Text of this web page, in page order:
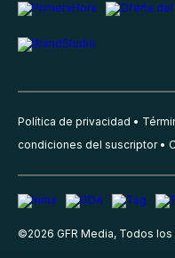
Política de privacidad
condiciones del suscriptor
©2026 GFR Media, Todos